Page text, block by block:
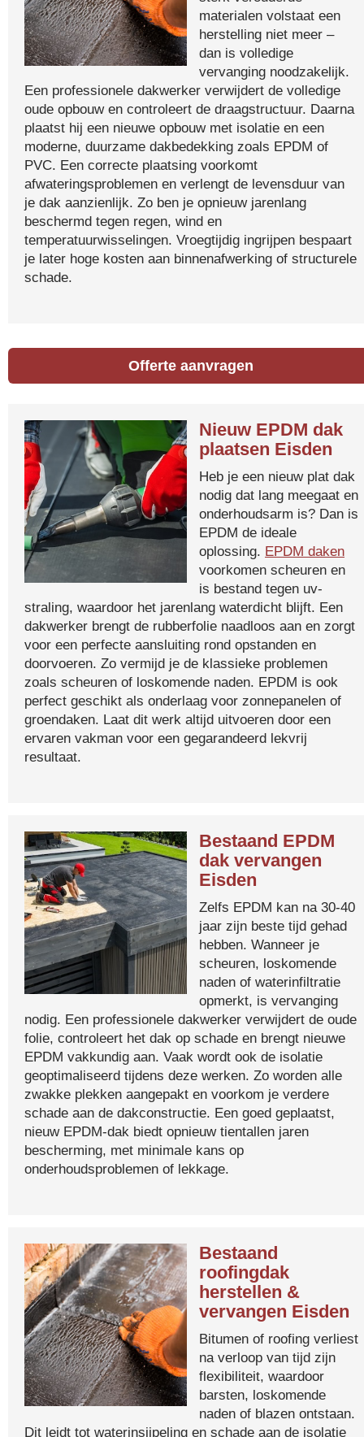
materialen volstaat een
herstelling niet meer –
dan is volledige
vervanging noodzakelijk.
Een professionele dakwerker verwijdert de volledige
oude opbouw en controleert de draagstructuur. Daarna
plaatst hij een nieuwe opbouw met isolatie en een
moderne, duurzame dakbedekking zoals EPDM of
PVC. Een correcte plaatsing voorkomt
afwateringsproblemen en verlengt de levensduur van
je dak aanzienlijk. Zo ben je opnieuw jarenlang
beschermd tegen regen, wind en
temperatuurwisselingen. Vroegtijdig ingrijpen bespaart
je later hoge kosten aan binnenafwerking of structurele
schade.
Offerte aanvragen
Nieuw EPDM dak
plaatsen Eisden
Heb je een nieuw plat dak
nodig dat lang meegaat en
onderhoudsarm is? Dan is
EPDM de ideale
oplossing. EPDM daken
voorkomen scheuren en
is bestand tegen uv-
straling, waardoor het jarenlang waterdicht blijft. Een
dakwerker brengt de rubberfolie naadloos aan en zorgt
voor een perfecte aansluiting rond opstanden en
doorvoeren. Zo vermijd je de klassieke problemen
zoals scheuren of loskomende naden. EPDM is ook
perfect geschikt als onderlaag voor zonnepanelen of
groendaken. Laat dit werk altijd uitvoeren door een
ervaren vakman voor een gegarandeerd lekvrij
resultaat.
Bestaand EPDM
dak vervangen
Eisden
Zelfs EPDM kan na 30-40
jaar zijn beste tijd gehad
hebben. Wanneer je
scheuren, loskomende
naden of waterinfiltratie
opmerkt, is vervanging
nodig. Een professionele dakwerker verwijdert de oude
folie, controleert het dak op schade en brengt nieuwe
EPDM vakkundig aan. Vaak wordt ook de isolatie
geoptimaliseerd tijdens deze werken. Zo worden alle
zwakke plekken aangepakt en voorkom je verdere
schade aan de dakconstructie. Een goed geplaatst,
nieuw EPDM-dak biedt opnieuw tientallen jaren
bescherming, met minimale kans op
onderhoudsproblemen of lekkage.
Bestaand
roofingdak
herstellen &
vervangen Eisden
Bitumen of roofing verliest
na verloop van tijd zijn
flexibiliteit, waardoor
barsten, loskomende
naden of blazen ontstaan.
Dit leidt tot waterinsijpeling en schade aan de isolatie